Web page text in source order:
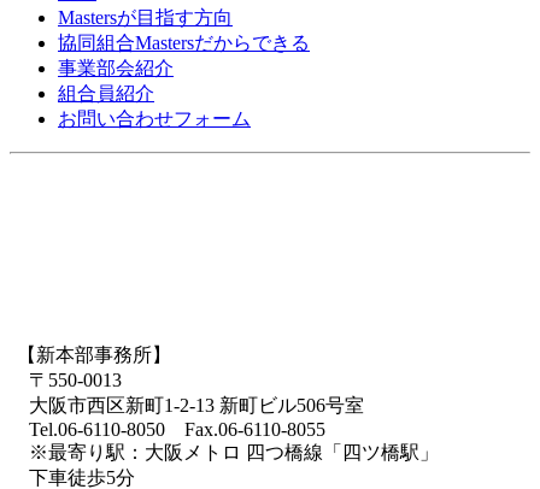
Mastersが目指す方向
協同組合Mastersだからできる
事業部会紹介
組合員紹介
お問い合わせフォーム
【新本部事務所】
〒550-0013
大阪市西区新町1-2-13 新町ビル506号室
Tel.06-6110-8050 Fax.06-6110-8055
※最寄り駅：大阪メトロ 四つ橋線「四ツ橋駅」
下車徒歩5分